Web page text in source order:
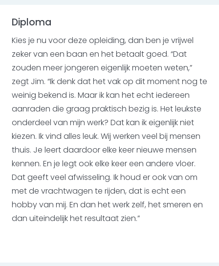
Diploma
Kies je nu voor deze opleiding, dan ben je vrijwel
zeker van een baan en het betaalt goed. “Dat
zouden meer jongeren eigenlijk moeten weten,”
zegt Jim. “Ik denk dat het vak op dit moment nog te
weinig bekend is. Maar ik kan het echt iedereen
aanraden die graag praktisch bezig is. Het leukste
onderdeel van mijn werk? Dat kan ik eigenlijk niet
kiezen. Ik vind alles leuk. Wij werken veel bij mensen
thuis. Je leert daardoor elke keer nieuwe mensen
kennen. En je legt ook elke keer een andere vloer.
Dat geeft veel afwisseling. Ik houd er ook van om
met de vrachtwagen te rijden, dat is echt een
hobby van mij. En dan het werk zelf, het smeren en
dan uiteindelijk het resultaat zien.”